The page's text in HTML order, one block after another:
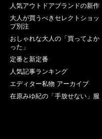
人気アウトドアブランドの新作
大人が買うべきセレクトショッ
プ別注
おしゃれな大人の「買ってよか
った」
定番と新定番
人気記事ランキング
エディター私物 アーカイブ
在原みゆ紀の「手放せない」服